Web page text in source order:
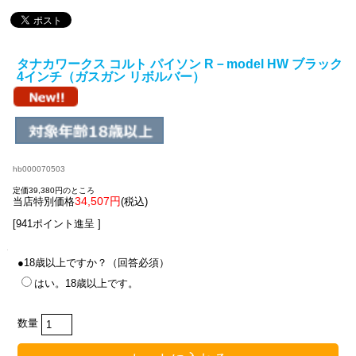
タナカワークス コルト パイソン R－model HW ブラック
4インチ（ガスガン リボルバー）
hb000070503
定価39,380円のところ
当店特別価格34,507円(税込)
[941ポイント進呈 ]
●18歳以上ですか？（回答必須）
はい。18歳以上です。
数量